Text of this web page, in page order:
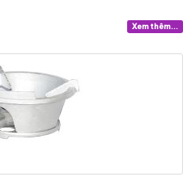
Xem thêm...